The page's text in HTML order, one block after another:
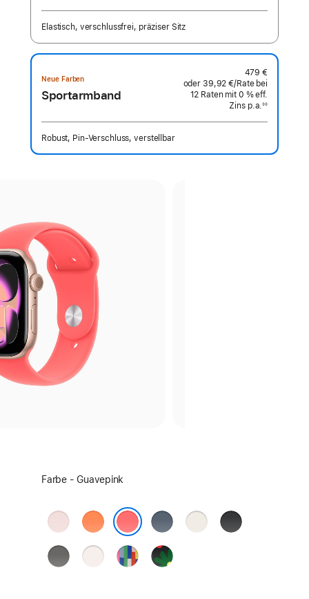
Elastisch, verschlussfrei, präziser Sitz
Neue Farben
Sportarmband
479 €
oder 39,92 €/Rate pro
Rate
bei
12 RatenRaten
mit 0 % eff.
Zins p.a.eff.
◊◊
Robust, Pin‑Verschluss, verstellbar
Farbe
Farbe - Guavepink
HellrosaClementine MaritimblauPolarsternSchwarz
SteingrauBlassrosaPride Edition
Black
Unity